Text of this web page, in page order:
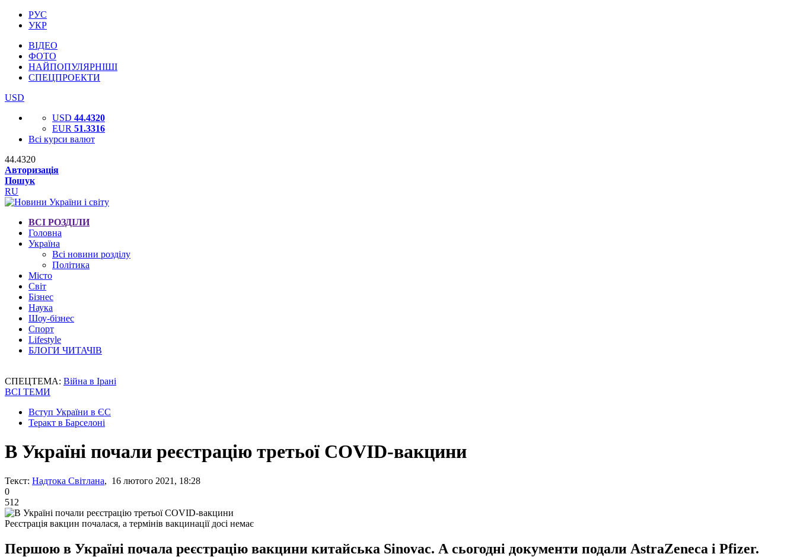
РУС
УКР
ВІДЕО
ФОТО
НАЙПОПУЛЯРНІШІ
СПЕЦПРОЕКТИ
USD
USD 44.4320
EUR 51.3316
Всі курси валют
44.4320
Авторизація
Пошук
RU
ВСІ РОЗДІЛИ
Головна
Україна
Всі новини розділу
Політика
Місто
Світ
Бізнес
Наука
Шоу-бізнес
Спорт
Lifestyle
БЛОГИ ЧИТАЧІВ
СПЕЦТЕМА: Війна в Ірані
ВСІ ТЕМИ
Вступ України в ЄС
Теракт в Барселоні
В Україні почали реєстрацію третьої COVID-вакцини
Текст: Надтока Світлана, 16 лютого 2021, 18:28
0
512
Реєстрація вакцин почалася, а термінів вакцинації досі немає
Першою в Україні почала реєстрацію вакцини китайська Sinovac. А сьогодні документи подали AstraZeneca і Pfizer.